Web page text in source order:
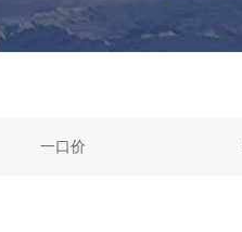
一口价